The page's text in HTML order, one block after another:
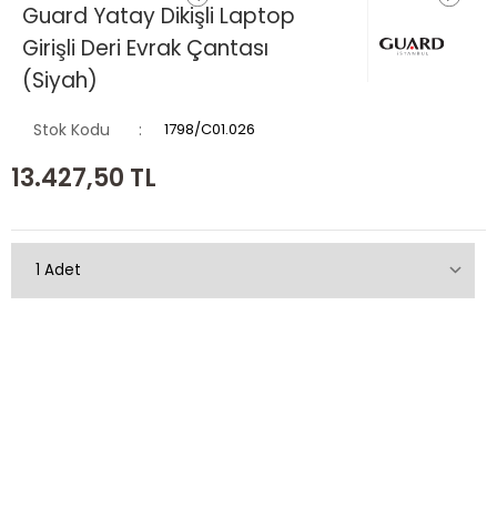
Guard Yatay Dikişli Laptop
Girişli Deri Evrak Çantası
(Siyah)
Stok Kodu 1798/C01.026
13.427,50 TL